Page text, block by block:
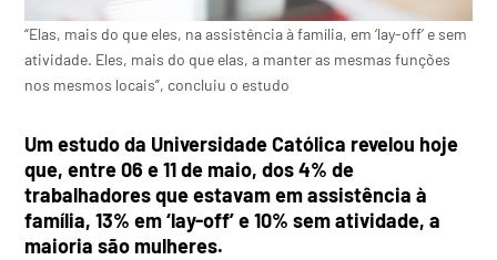
“Elas, mais do que eles, na assistência à família, em ‘lay-off’ e sem
atividade. Eles, mais do que elas, a manter as mesmas funções
nos mesmos locais”, concluiu o estudo
Um estudo da Universidade Católica revelou hoje
que, entre 06 e 11 de maio, dos 4% de
trabalhadores que estavam em assistência à
família, 13% em ‘lay-off’ e 10% sem atividade, a
maioria são mulheres.